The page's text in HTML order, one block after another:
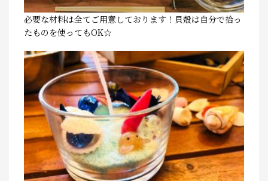
必要な材料は全てご用意しております！貝殻は自分で拾っ
たものを使ってもOK☆